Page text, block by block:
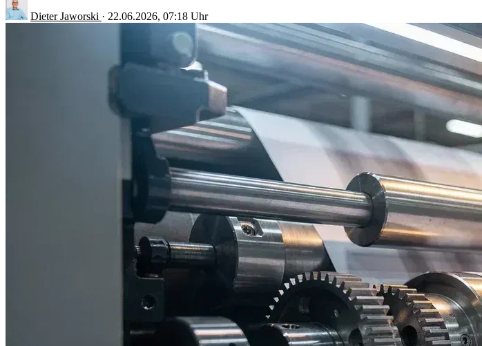
Dieter Jaworski · 22.06.2026, 07:18 Uhr